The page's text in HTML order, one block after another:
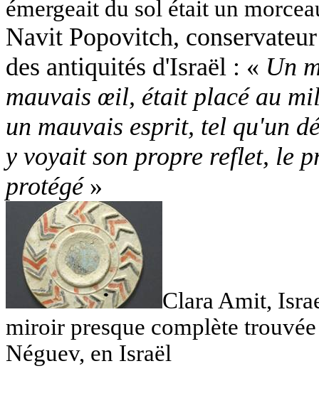
émergeait du sol était un
Navit Popovitch,
des antiquités d'Israël : « Un
mauvais œil, était placé au
un mauvais esprit, tel qu'un
y voyait son propre reflet, le
protégé »
Clara Amit,
miroir presque complète
Néguev, en Israël